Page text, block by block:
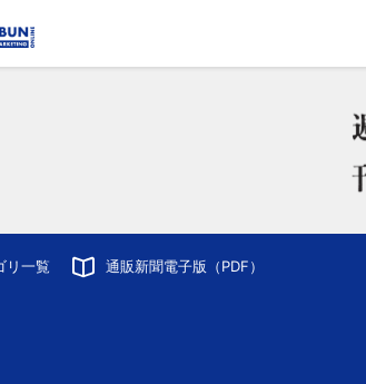
リ一覧 通販新聞電子版（PDF）